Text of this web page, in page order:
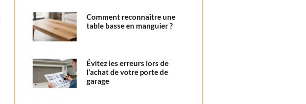
Comment reconnaître une
table basse en manguier ?
Évitez les erreurs lors de
l’achat de votre porte de
garage